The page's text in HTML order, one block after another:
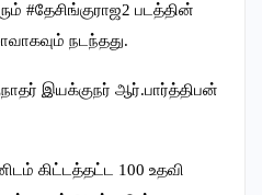
#தேசிங்குராஜ2 படத்தின்
நடந்தது.
இயக்குநர் ஆர்.பார்த்திபன்
கிட்டத்தட்ட 100 உதவி